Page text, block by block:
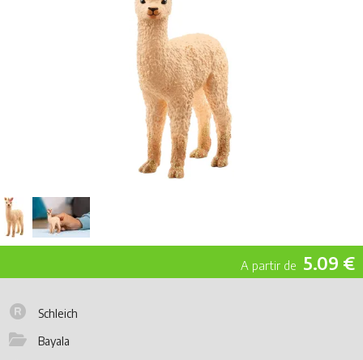
5.09 €
Schleich
Bayala